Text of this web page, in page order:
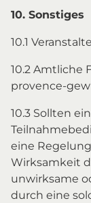
10. Sonstiges
10.1
10.2 Amtliche
provence-
10.3 Sollten
eine
Wirksamkeit
unwirksame
durch eine